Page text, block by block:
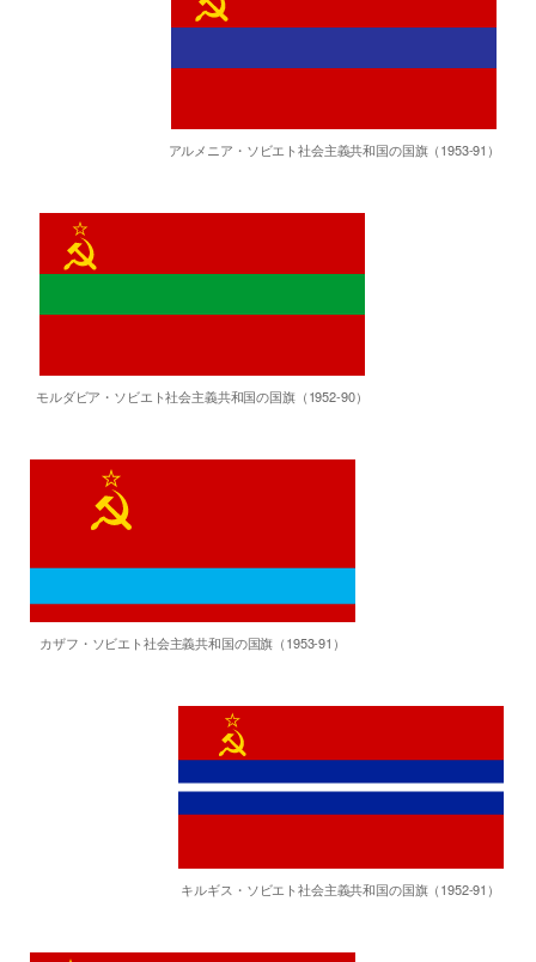
アルメニア・ソビエト社会主義共和国の国旗（1953-91）
モルダビア・ソビエト社会主義共和国の国旗（1952-90）
カザフ・ソビエト社会主義共和国の国旗（1953-91）
キルギス・ソビエト社会主義共和国の国旗（1952-91）